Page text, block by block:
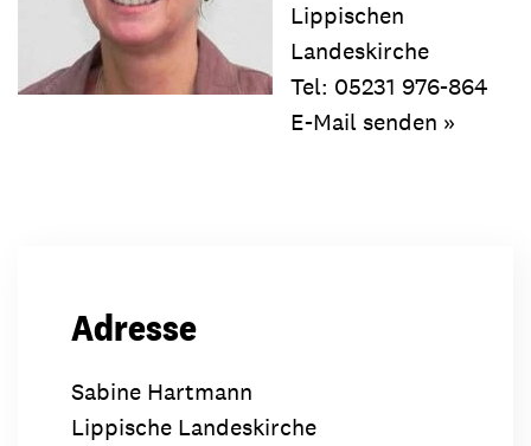
Lippischen
Landeskirche
Tel: 05231 976-864
E-Mail senden »
Adresse
Sabine Hartmann
Lippische Landeskirche